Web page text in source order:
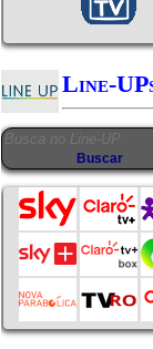
Line-